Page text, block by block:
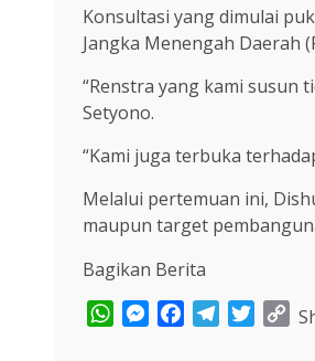
Konsultasi yang dimulai
Jangka Menengah Daerah
“Renstra yang kami susun
Setyono.
“Kami juga terbuka
Melalui pertemuan ini,
maupun target
Bagikan Berita
WhatsAppMessenger
FacebookTelegram
Twitter